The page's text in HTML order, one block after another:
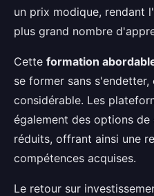
un prix modique, rendant
plus grand nombre
Cette formation
se former sans
considérable. Les
également des options
réduits, offrant ainsi une
compétences acquises.
Le retour sur